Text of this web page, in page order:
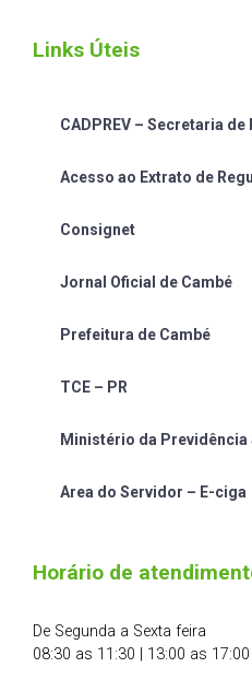
Links Úteis
CADPREV – Secretaria
Acesso ao Extrato de
Consignet
Jornal Oficial de Cambé
Prefeitura de Cambé
TCE – PR
Ministério da Previdência
Area do Servidor – E-ciga
Horário de
De Segunda a Sexta feira
08:30 as 11:30 | 13:00 as 17:00